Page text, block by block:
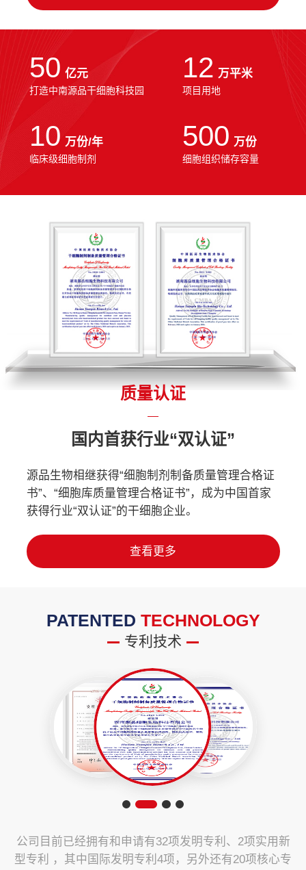
50 亿元
打造中南源品干细胞科技园
12 万平米
项目用地
10 万份/年
临床级细胞制剂
500 万份
细胞组织储存容量
质量认证
国内首获行业“双认证”
源品生物相继获得“细胞制剂制备质量管理合格证
书”、“细胞库质量管理合格证书”，成为中国首家
获得行业“双认证”的干细胞企业。
查看更多
PATENTED TECHNOLOGY
专利技术
公司目前已经拥有和申请有32项发明专利、2项实用新
型专利 ，其中国际发明专利4项，另外还有20项核心专